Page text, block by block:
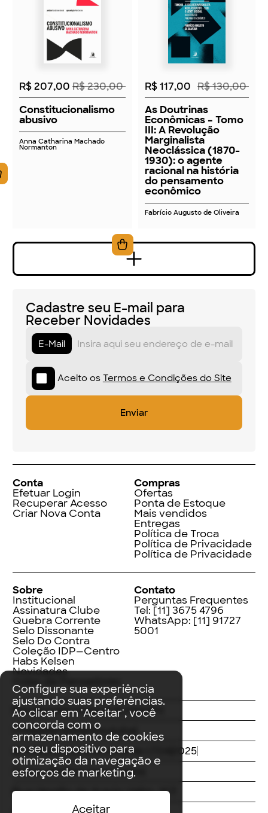
Configure sua experiência
ajustando suas preferências.
Ao clicar em 'Aceitar', você
concorda com o
armazenamento de cookies
no seu dispositivo para
otimização da navegação e
esforços de marketing.
Aceitar
2026
R$ 207,00 R$ 230,00
Constitucionalismo
abusivo
Anna Catharina Machado
Normanton
2026
R$ 117,00 R$ 130,00
As Doutrinas
Econômicas – Tomo
III: A Revolução
Marginalista
Neoclássica (1870-
1930): o agente
racional na história
do pensamento
econômico
Fabrício Augusto de Oliveira
Cadastre seu E-mail para
Receber Novidades
E-Mail
Aceito os Termos e Condições do Site
Conta
Efetuar Login
Recuperar Acesso
Criar Nova Conta
Compras
Ofertas
Ponta de Estoque
Mais vendidos
Entregas
Política de Troca
Política de Privacidade
Política de Privacidade
Sobre
Institucional
Assinatura Clube
Quebra Corrente
Selo Dissonante
Selo Do Contra
Coleção IDP—Centro
Habs Kelsen
Novidades
Index de Pensadores
Contato
Perguntas Frequentes
Tel: [11] 3675 4796
WhatsApp: [11] 91727
5001
FacebookInstagramLinkedIn
ThreadsTwitterYoutube
© Editora Contracorrente LTDA
2025
Todos direitos reservados
Rua Vergílio de Araújo Valim, 167